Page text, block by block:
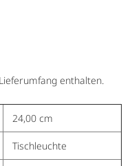
enthalten.
24,00 cm
Tischleuchte